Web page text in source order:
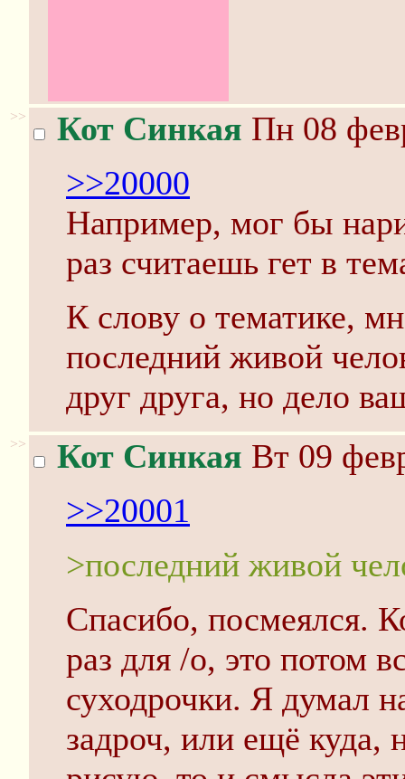
>> Кот Синкая Пн 08
>>20000
Например, мог бы
раз считаешь гет в
К слову о тематике,
последний живой
друг друга, но дело
>> Кот Синкая Вт 09
>>20001
>последний живой
Спасибо, посмеялся.
раз для /о, это потом
суходрочки. Я думал
задроч, или ещё куда,